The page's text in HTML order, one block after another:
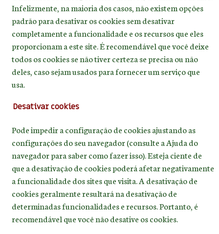
Infelizmente, na maioria dos casos, não existem opções
padrão para desativar os cookies sem desativar
completamente a funcionalidade e os recursos que eles
proporcionam a este site. É recomendável que você deixe
todos os cookies se não tiver certeza se precisa ou não
deles, caso sejam usados para fornecer um serviço que
usa.
Desativar cookies
Pode impedir a configuração de cookies ajustando as
configurações do seu navegador (consulte a Ajuda do
navegador para saber como fazer isso). Esteja ciente de
que a desativação de cookies poderá afetar negativamente
a funcionalidade dos sites que visita. A desativação de
cookies geralmente resultará na desativação de
determinadas funcionalidades e recursos. Portanto, é
recomendável que você não desative os cookies.